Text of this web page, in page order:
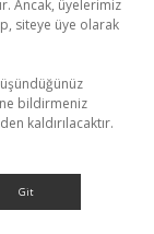
Ancak, üyelerimiz
siteye üye olarak
bildirmeniz
kaldırılacaktır.